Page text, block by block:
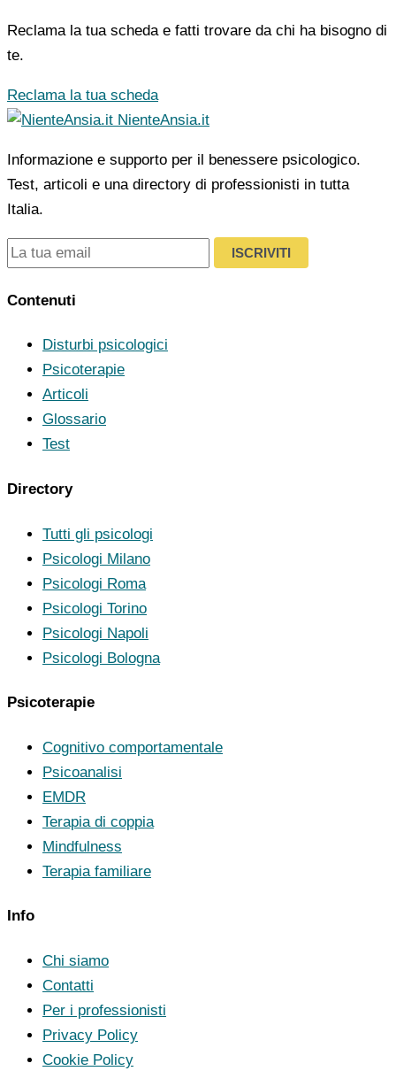
Reclama la tua scheda e fatti trovare da chi ha bisogno di
te.
Reclama la tua scheda
NienteAnsia.it
Informazione e supporto per il benessere psicologico.
Test, articoli e una directory di professionisti in tutta
Italia.
ISCRIVITI
Contenuti
Disturbi psicologici
Psicoterapie
Articoli
Glossario
Test
Directory
Tutti gli psicologi
Psicologi Milano
Psicologi Roma
Psicologi Torino
Psicologi Napoli
Psicologi Bologna
Psicoterapie
Cognitivo comportamentale
Psicoanalisi
EMDR
Terapia di coppia
Mindfulness
Terapia familiare
Info
Chi siamo
Contatti
Per i professionisti
Privacy Policy
Cookie Policy